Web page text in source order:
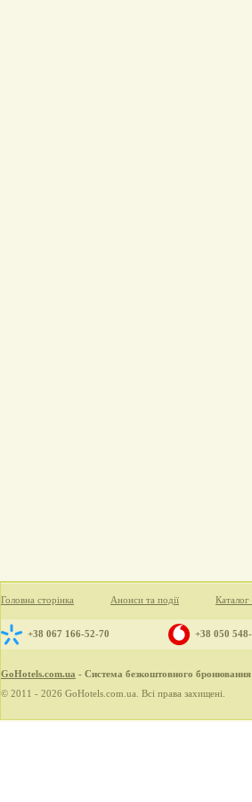
Головна сторінка Анонси та події Каталог
+38 067 166-52-70 +38 050
GoHotels.com.ua - Система безкоштовного бронювання
© 2011 - 2026 GoHotels.com.ua. Всі права захищені.